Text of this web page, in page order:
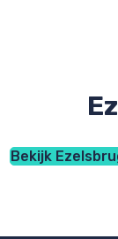
Bekijk